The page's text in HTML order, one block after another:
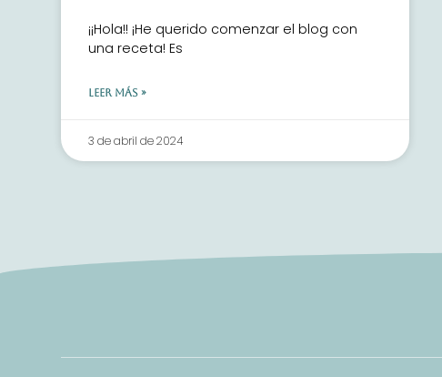
¡¡Hola!! ¡He querido comenzar el blog con
una receta! Es
LEER MÁS »
3 de abril de 2024